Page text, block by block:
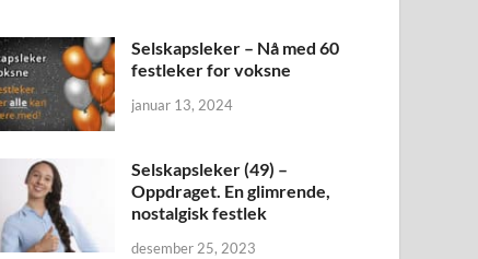
Selskapsleker – Nå med 60
festleker for voksne
januar 13, 2024
Selskapsleker (49) –
Oppdraget. En glimrende,
nostalgisk festlek
desember 25, 2023